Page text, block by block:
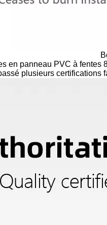
en panneau PVC à
plusieurs certifications